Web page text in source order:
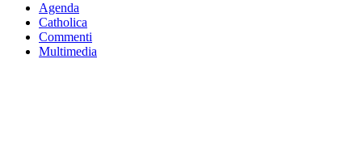
Agenda
Catholica
Commenti
Multimedia